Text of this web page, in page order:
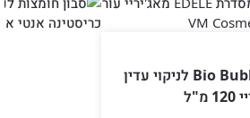
מי מיסלר Bio Bubble EDÉLE לניקוי עדין